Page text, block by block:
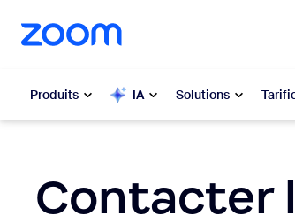
contenu principal
au chat d’aide
Produits IA Solutions
Zoom Workplace
Contacter